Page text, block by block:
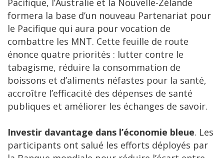
formera la base d’un nouveau Partenariat pour
le Pacifique qui aura pour vocation de
combattre les MNT. Cette feuille de route
énonce quatre priorités : lutter contre le
tabagisme, réduire la consommation de
boissons et d’aliments néfastes pour la santé,
accroître l’efficacité des dépenses de santé
publiques et améliorer les échanges de savoir.
Investir davantage dans l’économie bleue. Les
participants ont salué les efforts déployés par